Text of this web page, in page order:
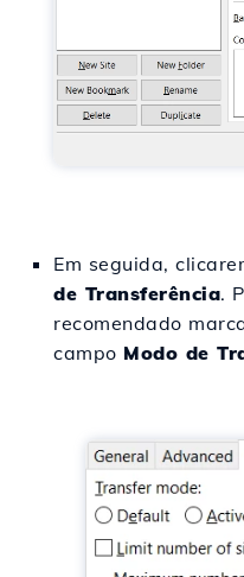
Em seguida,
de Transferência.
recomendado
campo Modo de